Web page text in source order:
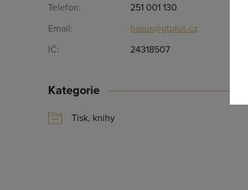
Telefon:
251 001 130
Email:
basus@gtplus.cz
IČ:
24318507
Kategorie
Tisk, knihy